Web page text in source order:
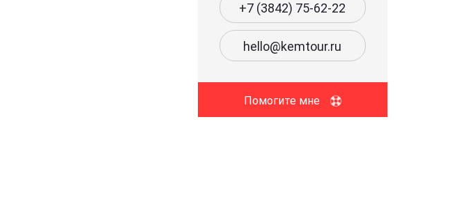
+7 (3842) 75-62-22
hello@kemtour.ru
Помогите мне